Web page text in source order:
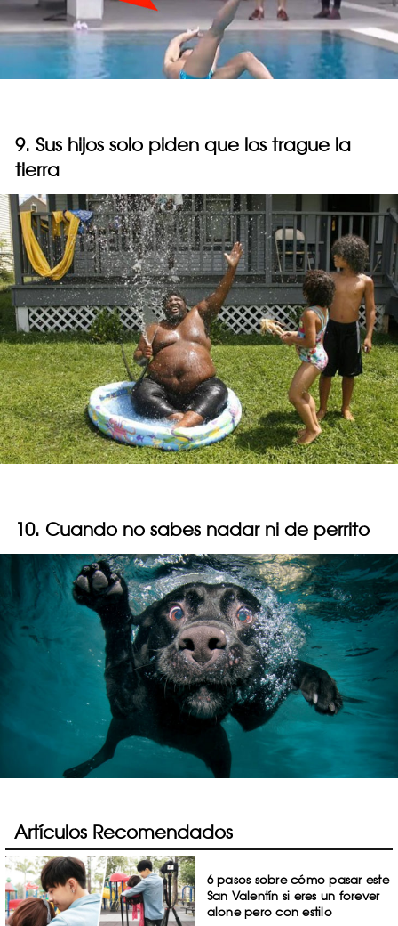
9. Sus hijos solo piden que los trague la
tierra
10. Cuando no sabes nadar ni de perrito
Artículos Recomendados
6 pasos sobre cómo pasar este
San Valentín si eres un forever
alone pero con estilo